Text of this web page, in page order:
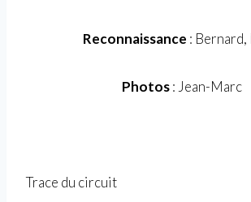
Reconnaissance :
Photos: Jean-Marc
Trace du circuit